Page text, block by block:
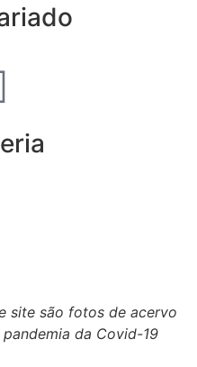
site são fotos de acervo
da Covid-19